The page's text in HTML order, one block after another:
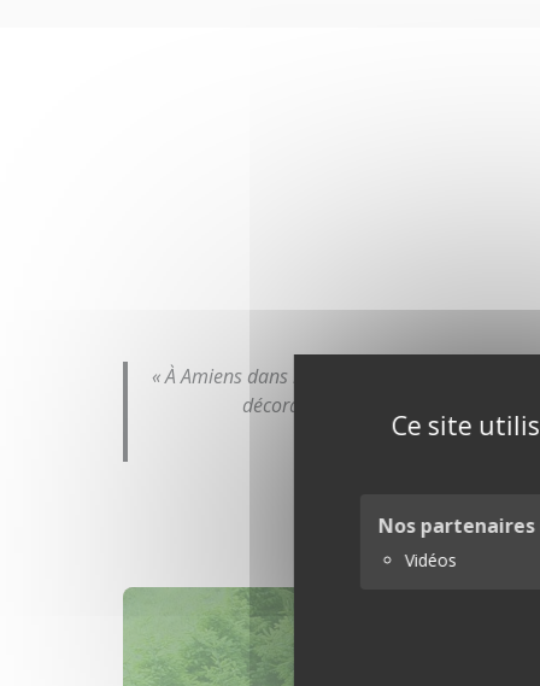
Ce site
Nos partenaires
Vidéos
« À Amiens dans le 80, beaucoup de nos
décoratif avec ses reflets